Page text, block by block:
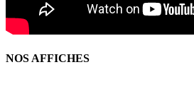
NOS AFFICHES